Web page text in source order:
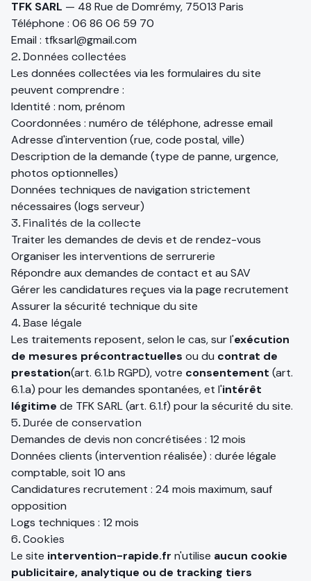
TFK SARL — 48 Rue de Domrémy, 75013 Paris
Téléphone : 06 86 06 59 70
Email : tfksarl@gmail.com
2. Données collectées
Les données collectées via les formulaires du site
peuvent comprendre :
Identité : nom, prénom
Coordonnées : numéro de téléphone, adresse email
Adresse d'intervention (rue, code postal, ville)
Description de la demande (type de panne, urgence,
photos optionnelles)
Données techniques de navigation strictement
nécessaires (logs serveur)
3. Finalités de la collecte
Traiter les demandes de devis et de rendez-vous
Organiser les interventions de serrurerie
Répondre aux demandes de contact et au SAV
Gérer les candidatures reçues via la page recrutement
Assurer la sécurité technique du site
4. Base légale
Les traitements reposent, selon le cas, sur l'exécution
de mesures précontractuelles ou du contrat de
prestation(art. 6.1.b RGPD), votre consentement (art.
6.1.a) pour les demandes spontanées, et l'intérêt
légitime de TFK SARL (art. 6.1.f) pour la sécurité du site.
5. Durée de conservation
Demandes de devis non concrétisées : 12 mois
Données clients (intervention réalisée) : durée légale
comptable, soit 10 ans
Candidatures recrutement : 24 mois maximum, sauf
opposition
Logs techniques : 12 mois
6. Cookies
Le site intervention-rapide.fr n'utilise aucun cookie
publicitaire, analytique ou de tracking tiers